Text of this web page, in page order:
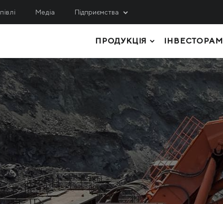
Медіа Підприємства
ГЗК
ГЗК
ГЗК
Coal Company
ЛОГІСТИКА
МРМЗ
КРМЗ
Метінвест-Шіппінг
Metinvest Digital
Метінвест Бізнес Сервіс
Метінвест Січсталь
ПРОДУКЦІЯ
ТОВСТОЛИСТОВИЙ ПРОКАТ
ТРУБИ І ПРОФІЛІ
РУЛОННИЙ ПРОКАТ
ЛИСТОВИЙ ПРОКАТ
СОРТОВИЙ ПРОКАТ
СИРОВИНА ТА НАПІВФАБРИКАТИ
ІНВЕСТОРАМ